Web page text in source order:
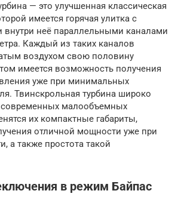
— это улучшенная классическая
имеется горячая улитка с
неё параллельными каналами
Каждый из таких каналов
воздухом свою половину
имеется возможность получения
уже при минимальных
Твинскрольная турбина широко
современных малообъемных
их компактные габариты,
отличной мощности уже при
а также простота такой
в режим Байпас